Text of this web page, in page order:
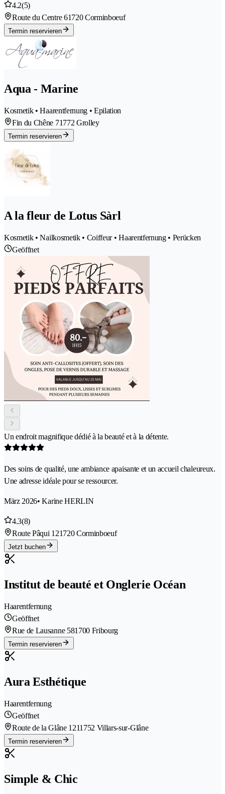
4.2(5)
Route du Centre 61720 Corminboeuf
Termin reservieren
Aqua - Marine
Kosmetik • Haarentfernung • Epilation
Fin du Chêne 71772 Grolley
Termin reservieren
A la fleur de Lotus Sàrl
Kosmetik • Nailkosmetik • Coiffeur • Haarentfernung • Perücken
Geöffnet
Un endroit magnifique dédié à la beauté et à la détente.
Des soins de qualité, une ambiance apaisante et un accueil chaleureux.
Une adresse idéale pour se ressourcer.
März 2026• Karine HERLIN
4.3(8)
Route Pâqui 121720 Corminboeuf
Jetzt buchen
Institut de beauté et Onglerie Océan
Haarentfernung
Geöffnet
Rue de Lausanne 581700 Fribourg
Termin reservieren
Aura Esthétique
Haarentfernung
Geöffnet
Route de la Glâne 1211752 Villars-sur-Glâne
Termin reservieren
Simple & Chic